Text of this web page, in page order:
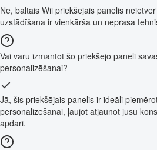
Nē, baltais Wii priekšējais panelis
uzstādīšana ir vienkārša un neprasa
Vai varu izmantot šo priekšējo paneli
personalizēšanai?
Jā, šis priekšējais panelis ir ideāli
personalizēšanai, ļaujot atjaunot jūsu
apdari.